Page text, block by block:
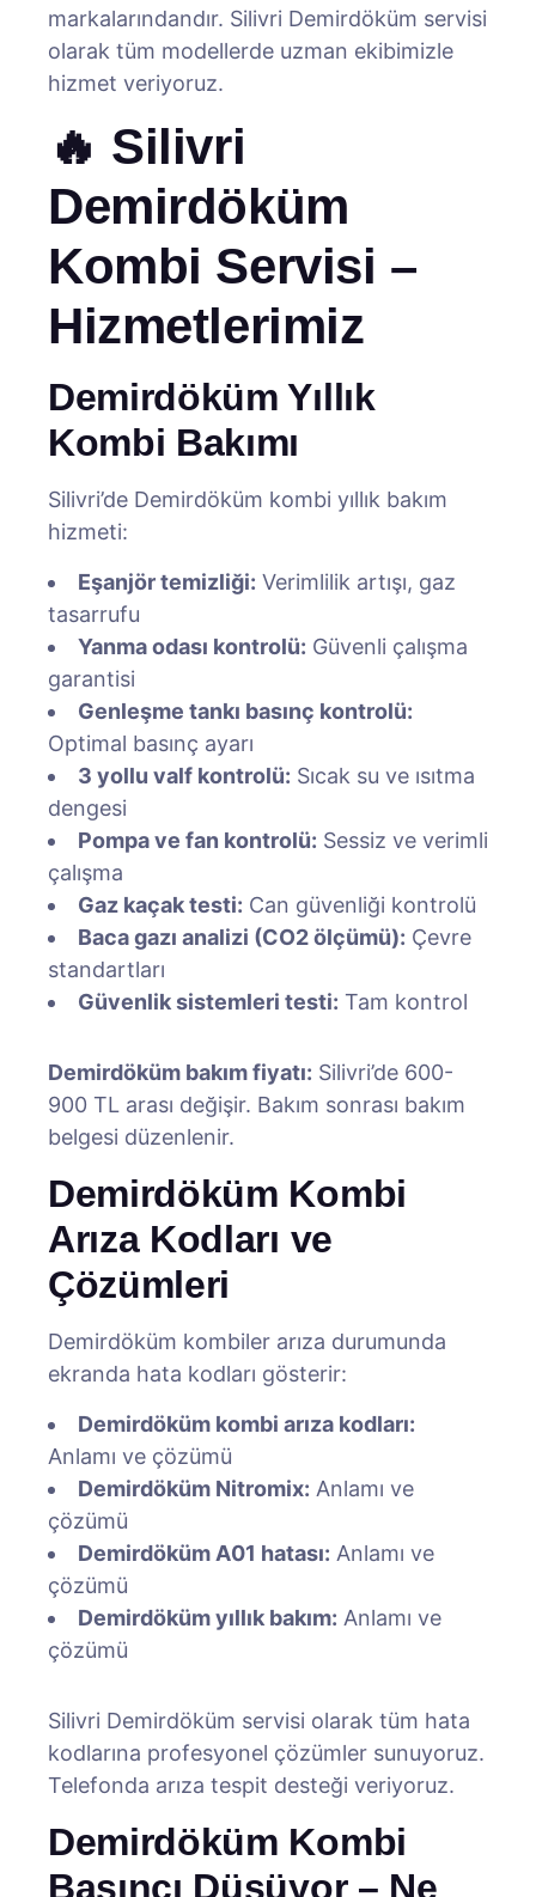
markalarındandır. Silivri Demirdöküm servisi
olarak tüm modellerde uzman ekibimizle
hizmet veriyoruz.
🔥 Silivri
Demirdöküm
Kombi Servisi –
Hizmetlerimiz
Demirdöküm Yıllık
Kombi Bakımı
Silivri’de Demirdöküm kombi yıllık bakım
hizmeti:
Eşanjör temizliği: Verimlilik artışı, gaz
tasarrufu
Yanma odası kontrolü: Güvenli çalışma
garantisi
Genleşme tankı basınç kontrolü:
Optimal basınç ayarı
3 yollu valf kontrolü: Sıcak su ve ısıtma
dengesi
Pompa ve fan kontrolü: Sessiz ve verimli
çalışma
Gaz kaçak testi: Can güvenliği kontrolü
Baca gazı analizi (CO2 ölçümü): Çevre
standartları
Güvenlik sistemleri testi: Tam kontrol
Demirdöküm bakım fiyatı: Silivri’de 600-
900 TL arası değişir. Bakım sonrası bakım
belgesi düzenlenir.
Demirdöküm Kombi
Arıza Kodları ve
Çözümleri
Demirdöküm kombiler arıza durumunda
ekranda hata kodları gösterir:
Demirdöküm kombi arıza kodları:
Anlamı ve çözümü
Demirdöküm Nitromix: Anlamı ve
çözümü
Demirdöküm A01 hatası: Anlamı ve
çözümü
Demirdöküm yıllık bakım: Anlamı ve
çözümü
Silivri Demirdöküm servisi olarak tüm hata
kodlarına profesyonel çözümler sunuyoruz.
Telefonda arıza tespit desteği veriyoruz.
Demirdöküm Kombi
Basıncı Düşüyor – Ne